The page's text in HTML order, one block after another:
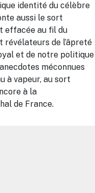
identité du célèbre
aussi le sort
effacée au fil du
révélateurs de l’âpreté
et de notre politique
méconnues
à vapeur, au sort
à la
de France.